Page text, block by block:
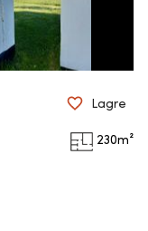
230m²
Lagre